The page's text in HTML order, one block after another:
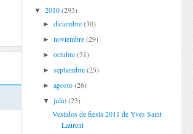
▼ 2010(293)
►diciembre (30)
►noviembre (29)
►octubre (31)
►septiembre (25)
►agosto (26)
▼julio (23)
Vestidos de fiesta 2011 de Yves Saint
Laurent